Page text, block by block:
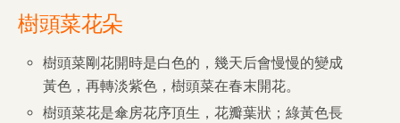
樹頭菜花朵
樹頭菜剛花開時是白色的，幾天后會慢慢的變成
黃色，再轉淡紫色，樹頭菜在春末開花。
樹頭菜花是傘房花序頂生，花瓣葉狀；綠黃色長